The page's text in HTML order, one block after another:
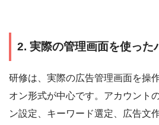
2. 実際の管理画面を使った
研修は、実際の広告管理画面を操
オン形式が中心です。アカウント
ン設定、キーワード選定、広告文